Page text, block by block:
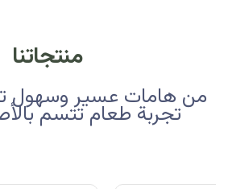
منتجاتنا
من هامات عسير وسهول
تجربة طعام تتسم